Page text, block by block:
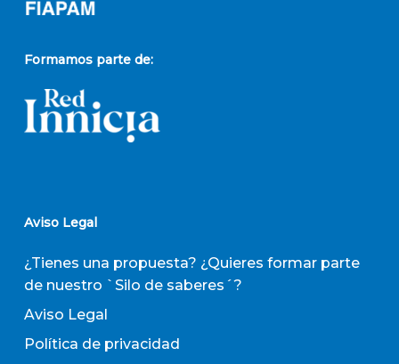
Formamos parte de:
Aviso Legal
¿Tienes una propuesta? ¿Quieres formar parte
de nuestro `Silo de saberes´?
Aviso Legal
Política de privacidad